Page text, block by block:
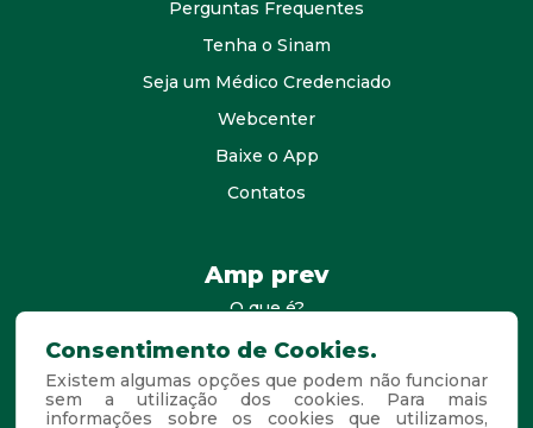
Perguntas Frequentes
Tenha o Sinam
Seja um Médico Credenciado
Webcenter
Baixe o App
Contatos
Amp prev
O que é?
consultores
Agende Sua Visita
Perguntas Frequentes
Consentimento de Cookies.
Existem algumas opções que podem não funcionar
sem a utilização dos cookies. Para mais
informações sobre os cookies que utilizamos,